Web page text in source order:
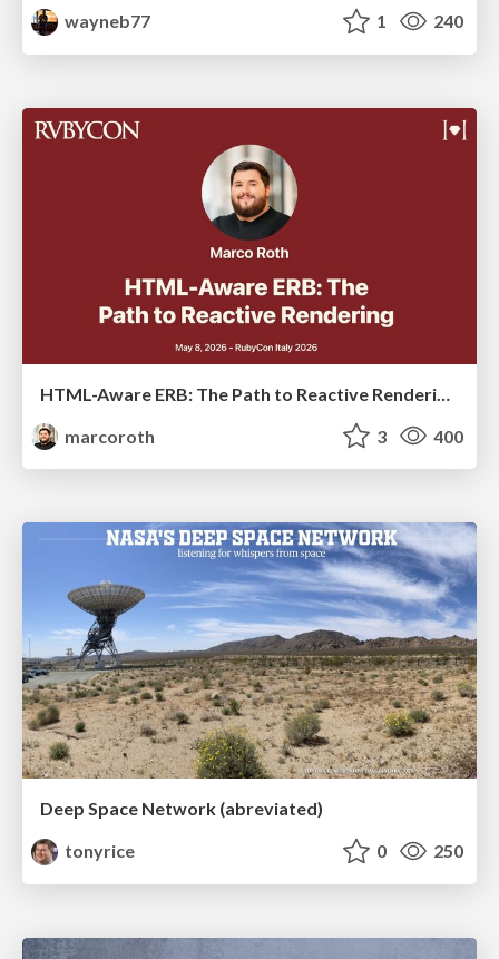
wayneb77
1 240
marcoroth
3 400
Deep Space Network (abreviated)
tonyrice
0 250